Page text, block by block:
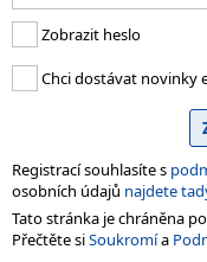
Zobrazit heslo
Chci dostávat novinky
Registrací souhlasíte s
osobních údajů najdete
Tato stránka je chráněna
Přečtěte siSoukromía